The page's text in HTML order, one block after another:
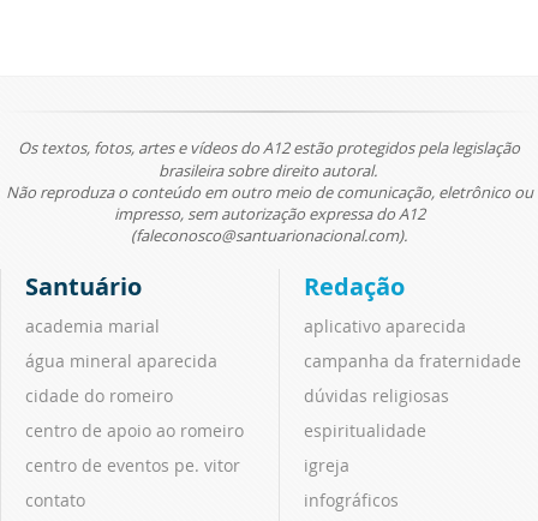
Os textos, fotos, artes e vídeos do A12 estão protegidos pela legislação
brasileira sobre direito autoral.
Não reproduza o conteúdo em outro meio de comunicação, eletrônico ou
impresso, sem autorização expressa do A12
(faleconosco@santuarionacional.com).
Santuário
academia marial
água mineral aparecida
cidade do romeiro
centro de apoio ao romeiro
centro de eventos pe. vitor
contato
Redação
aplicativo aparecida
campanha da fraternidade
dúvidas religiosas
espiritualidade
igreja
infográficos